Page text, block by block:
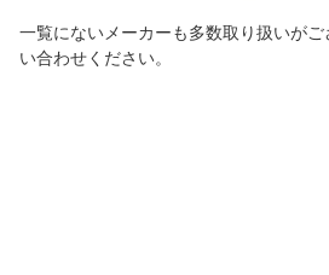
一覧にないメーカーも多数取り扱いが
い合わせください。